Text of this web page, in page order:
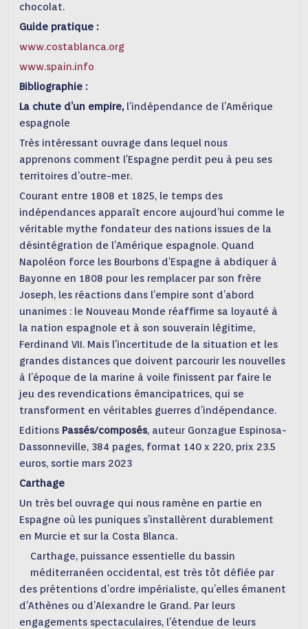
chocolat.
Guide pratique :
www.costablanca.org
www.spain.info
Bibliographie :
La chute d’un empire, l’indépendance de l’Amérique
espagnole
Très intéressant ouvrage dans lequel nous
apprenons comment l’Espagne perdit peu à peu ses
territoires d’outre-mer.
Courant entre 1808 et 1825, le temps des
indépendances apparaît encore aujourd’hui comme le
véritable mythe fondateur des nations issues de la
désintégration de l’Amérique espagnole. Quand
Napoléon force les Bourbons d’Espagne à abdiquer à
Bayonne en 1808 pour les remplacer par son frère
Joseph, les réactions dans l’empire sont d’abord
unanimes : le Nouveau Monde réaffirme sa loyauté à
la nation espagnole et à son souverain légitime,
Ferdinand VII. Mais l’incertitude de la situation et les
grandes distances que doivent parcourir les nouvelles
à l’époque de la marine à voile finissent par faire le
jeu des revendications émancipatrices, qui se
transforment en véritables guerres d’indépendance.
Editions Passés/composés, auteur Gonzague Espinosa-
Dassonneville, 384 pages, format 140 x 220, prix 23.5
euros, sortie mars 2023
Carthage
Un très bel ouvrage qui nous ramène en partie en
Espagne où les puniques s’installèrent durablement
en Murcie et sur la Costa Blanca.
Carthage, puissance essentielle du bassin
méditerranéen occidental, est très tôt défiée par
des prétentions d’ordre impérialiste, qu’elles émanent
d’Athènes ou d’Alexandre le Grand. Par leurs
engagements spectaculaires, l’étendue de leurs